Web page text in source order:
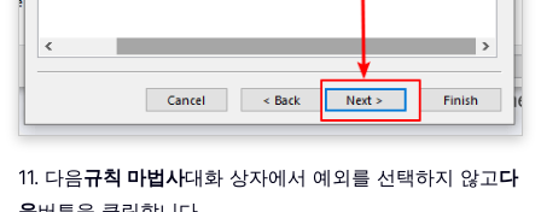
11. 다음규칙 마법사대화 상자에서 예외를 선택하지 않고다